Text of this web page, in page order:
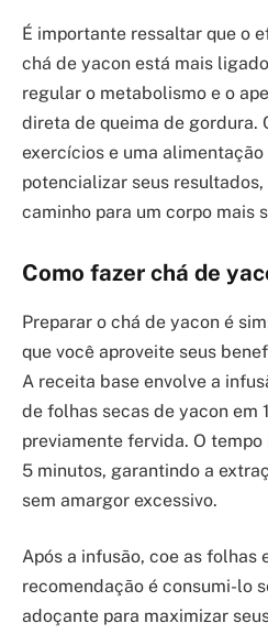
É importante ressaltar que o
chá de yacon está mais
regular o metabolismo e o
direta de queima de gordura.
exercícios e uma
potencializar seus
caminho para um corpo mais
Como fazer chá de
Preparar o chá de yacon é
que você aproveite seus
A receita base envolve a
de folhas secas de yacon em
previamente fervida. O
5 minutos, garantindo a
sem amargor excessivo.
Após a infusão, coe as folhas
recomendação é consumi-lo
adoçante para maximizar